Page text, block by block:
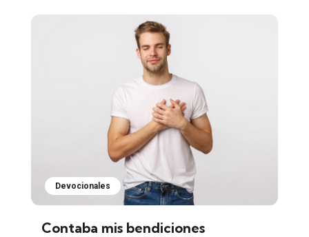
Devocionales
Contaba mis bendiciones